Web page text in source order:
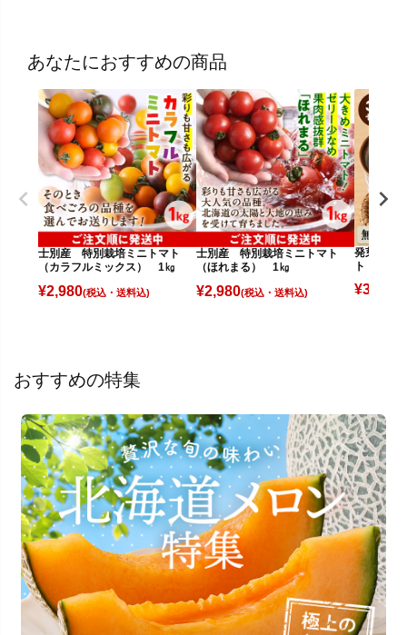
あなたにおすすめの商品
士別産 特別栽培ミニトマト
（カラフルミックス） 1㎏
¥2,980(税込)
士別産 特別栽培ミニトマト
（ほれまる） 1㎏
¥2,980(税込)
発芽麦茶(
ト
¥3,930
おすすめの特集